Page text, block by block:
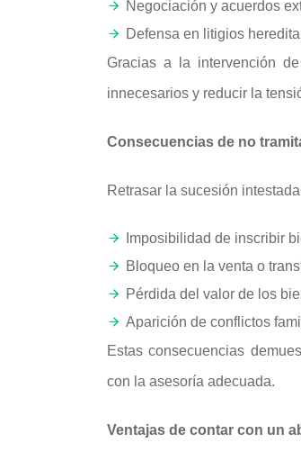
Negociación y acuerdos
Defensa en litigios
Gracias a la intervención
innecesarios y reducir la
Consecuencias de no
Retrasar la sucesión
Imposibilidad de inscribir
Bloqueo en la venta o
Pérdida del valor de los
Aparición de conflictos
Estas consecuencias
con la asesoría adecuada.
Ventajas de contar con un